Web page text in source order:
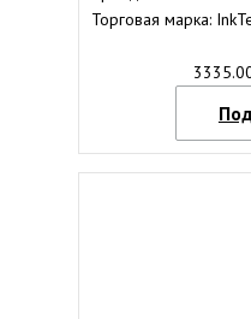
Торговая марка: